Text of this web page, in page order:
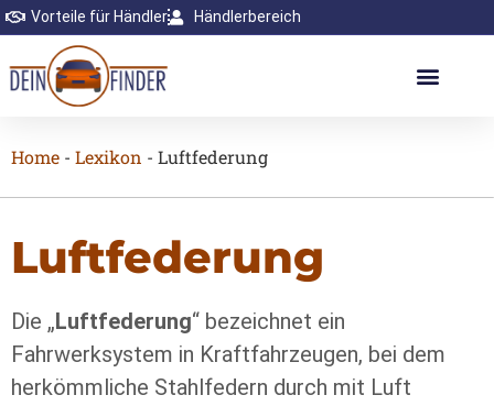
Vorteile für Händler Händlerbereich
Home - Lexikon - Luftfederung
Luftfederung
Die „Luftfederung“ bezeichnet ein
Fahrwerksystem in Kraftfahrzeugen, bei dem
herkömmliche Stahlfedern durch mit Luft